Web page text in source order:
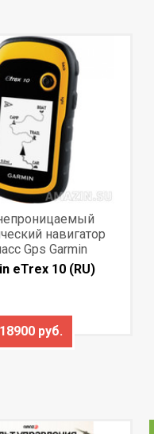
навигатор
Gps Garmin
eTrex 10 (RU)
18900 руб.